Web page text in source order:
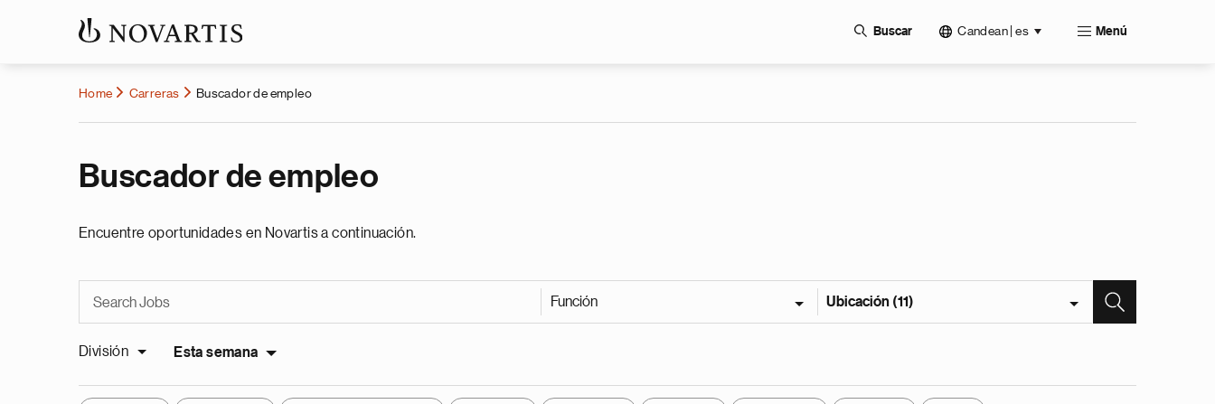
Buscar Candean | es Menú
Home Carreras Buscador de empleo
Buscador de empleo
Encuentre oportunidades en Novartis a continuación.
Función Ubicación (11)
División Esta semana